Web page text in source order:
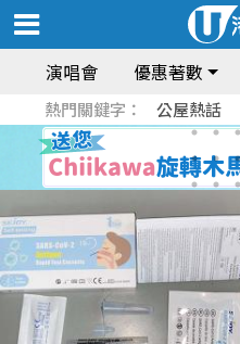
演唱會 優惠著數
熱門關鍵字： 公屋熱話